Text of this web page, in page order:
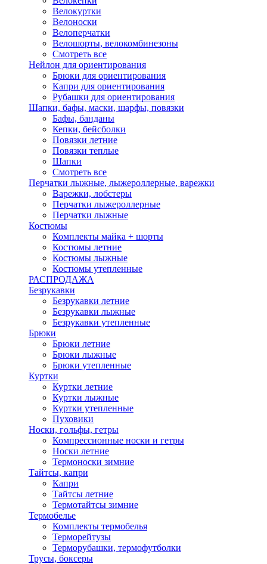
Велокуртки
Велоноски
Велоперчатки
Велошорты, велокомбинезоны
Смотреть все
Нейлон для ориентирования
Брюки для ориентирования
Капри для ориентирования
Рубашки для ориентирования
Шапки, бафы, маски, шарфы, повязки
Бафы, банданы
Кепки, бейсболки
Повязки летние
Повязки теплые
Шапки
Смотреть все
Перчатки лыжные, лыжероллерные, варежки
Варежки, лобстеры
Перчатки лыжероллерные
Перчатки лыжные
Костюмы
Комплекты майка + шорты
Костюмы летние
Костюмы лыжные
Костюмы утепленные
РАСПРОДАЖА
Безрукавки
Безрукавки летние
Безрукавки лыжные
Безрукавки утепленные
Брюки
Брюки летние
Брюки лыжные
Брюки утепленные
Куртки
Куртки летние
Куртки лыжные
Куртки утепленные
Пуховики
Носки, гольфы, гетры
Компрессионные носки и гетры
Носки летние
Термоноски зимние
Тайтсы, капри
Капри
Тайтсы летние
Термотайтсы зимние
Термобелье
Комплекты термобелья
Терморейтузы
Терморубашки, термофутболки
Трусы, боксеры